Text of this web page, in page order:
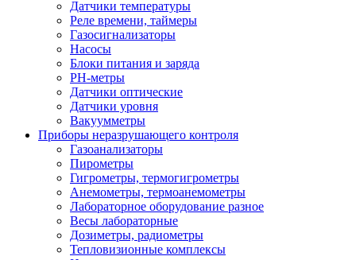
Датчики температуры
Реле времени, таймеры
Газосигнализаторы
Насосы
Блоки питания и заряда
PH-метры
Датчики оптические
Датчики уровня
Вакуумметры
Приборы неразрушающего контроля
Газоанализаторы
Пирометры
Гигрометры, термогигрометры
Анемометры, термоанемометры
Лабораторное оборудование разное
Весы лабораторные
Дозиметры, радиометры
Тепловизионные комплексы